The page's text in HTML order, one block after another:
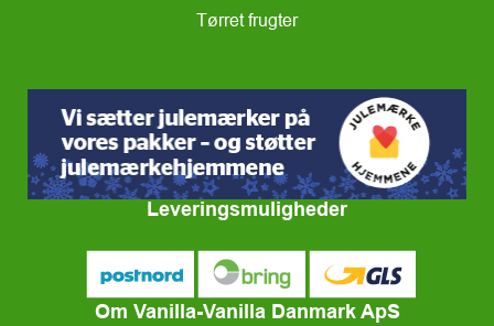
Tørret frugter
Leveringsmuligheder
Om Vanilla-Vanilla Danmark ApS